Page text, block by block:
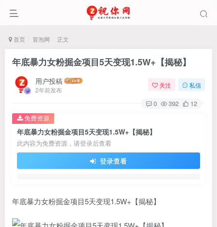
首页 冒泡网 正文
年底暴力女粉掘金项目5天变现1.5W+【揭秘】
用户投稿
2年前发布
关注 私信
0 392 12
年底暴力女粉掘金项目5天变现1.5W+【揭秘】
此内容为免费资源，请登录后查看
登录查看
免费资源
年底暴力女粉掘金项目5天变现1.5W+【揭秘】